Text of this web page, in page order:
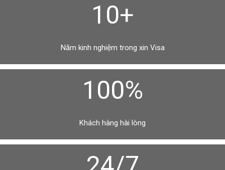
10+
Năm kinh nghiệm trong xin Visa
100%
Khách hàng hài lòng